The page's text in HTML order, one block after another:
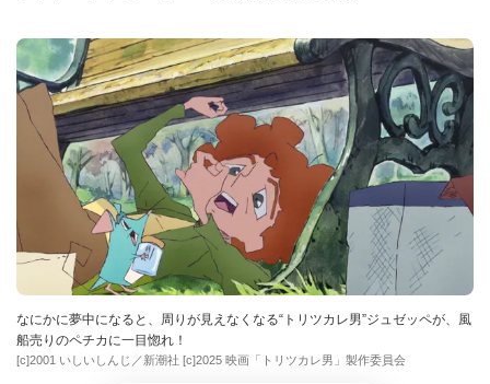
なにかに夢中になると、周りが見えなくなる“トリツカレ男”ジュゼッペが、風
船売りのペチカに一目惚れ！
[c]2001 いしいしんじ／新潮社 [c]2025 映画「トリツカレ男」製作委員会